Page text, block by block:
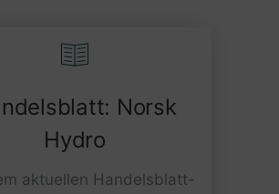
Norsk
Hydro
aktuellen Handelsblatt-